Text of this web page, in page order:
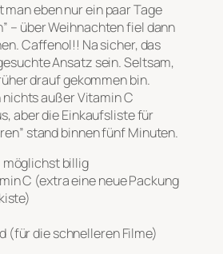
eben nur ein paar Tage
– über Weihnachten fiel dann
Caffenol!! Na sicher, das
Ansatz sein. Seltsam,
drauf gekommen bin.
außer Vitamin C
aber die Einkaufsliste für
stand binnen fünf Minuten.
billig
C (extra eine neue Packung
(für die schnelleren Filme)